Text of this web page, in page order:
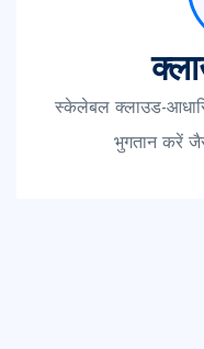
स्केलेबल क्लाउड-
भुगतान करें